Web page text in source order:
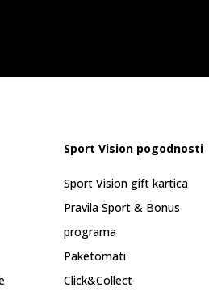
Sport Vision pogodnosti
Sport Vision gift kartica
Pravila Sport & Bonus
programa
Paketomati
Click&Collect